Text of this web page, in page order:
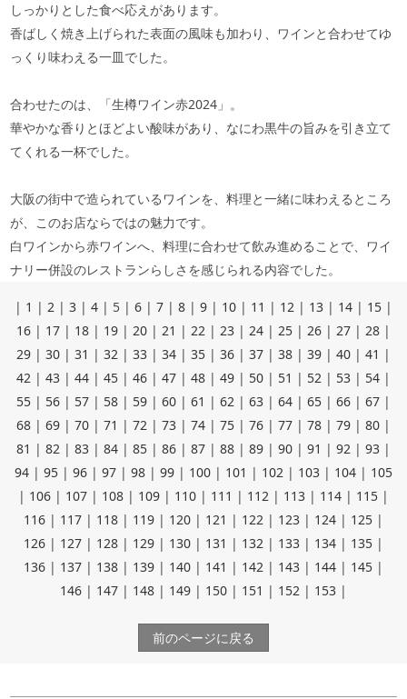
しっかりとした食べ応えがあります。
香ばしく焼き上げられた表面の風味も加わり、ワインと合わせてゆ
っくり味わえる一皿でした。
合わせたのは、「生樽ワイン赤2024」。
華やかな香りとほどよい酸味があり、なにわ黒牛の旨みを引き立て
てくれる一杯でした。
大阪の街中で造られているワインを、料理と一緒に味わえるところ
が、このお店ならではの魅力です。
白ワインから赤ワインへ、料理に合わせて飲み進めることで、ワイ
ナリー併設のレストランらしさを感じられる内容でした。
| 1 | 2 | 3 | 4 | 5 | 6 | 7 | 8 | 9 | 10 | 11 | 12 | 13 | 14 | 15 |
16 | 17 | 18 | 19 | 20 | 21 | 22 | 23 | 24 | 25 | 26 | 27 | 28 |
29 | 30 | 31 | 32 | 33 | 34 | 35 | 36 | 37 | 38 | 39 | 40 | 41 |
42 | 43 | 44 | 45 | 46 | 47 | 48 | 49 | 50 | 51 | 52 | 53 | 54 |
55 | 56 | 57 | 58 | 59 | 60 | 61 | 62 | 63 | 64 | 65 | 66 | 67 |
68 | 69 | 70 | 71 | 72 | 73 | 74 | 75 | 76 | 77 | 78 | 79 | 80 |
81 | 82 | 83 | 84 | 85 | 86 | 87 | 88 | 89 | 90 | 91 | 92 | 93 |
94 | 95 | 96 | 97 | 98 | 99 | 100 | 101 | 102 | 103 | 104 | 105
| 106 | 107 | 108 | 109 | 110 | 111 | 112 | 113 | 114 | 115 |
116 | 117 | 118 | 119 | 120 | 121 | 122 | 123 | 124 | 125 |
126 | 127 | 128 | 129 | 130 | 131 | 132 | 133 | 134 | 135 |
136 | 137 | 138 | 139 | 140 | 141 | 142 | 143 | 144 | 145 |
146 | 147 | 148 | 149 | 150 | 151 | 152 | 153 |
前のページに戻る